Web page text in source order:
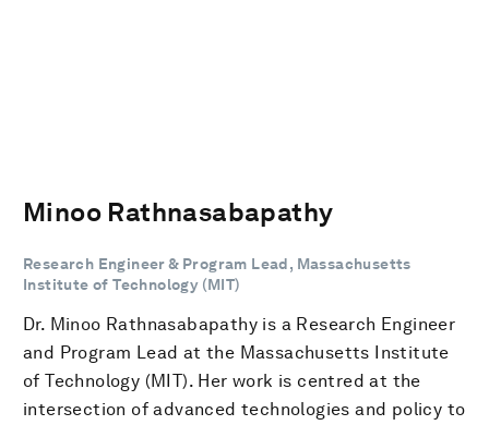
Minoo Rathnasabapathy
Research Engineer & Program Lead, Massachusetts
Institute of Technology (MIT)
Dr. Minoo Rathnasabapathy is a Research Engineer
and Program Lead at the Massachusetts Institute
of Technology (MIT). Her work is centred at the
intersection of advanced technologies and policy to